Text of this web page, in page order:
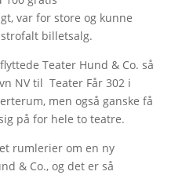
var for store og kunne
billetsalg.
Teater Hund & Co. så
NV til Teater Får 302 i
men også ganske få
på for hele to teatre.
rumlerier om en ny
& Co., og det er så